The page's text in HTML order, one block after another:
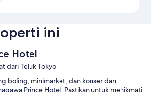
ini
Hotel
dari Teluk Tokyo
boling, minimarket, dan konser dan
Prince Hotel. Pastikan untuk menikmati